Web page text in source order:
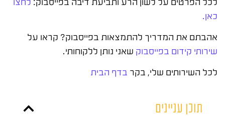
כאן.
אהבתם את המדריך להתמצאות בפייסבוק? קראו על
שירותי קידום בפייסבוק שאני נותן ללקוחותי.
לכל השירותים שלי, בקר בדף הבית
תוכן עניינים